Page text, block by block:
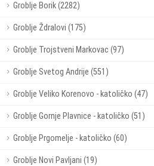
Groblje Borik (2282)
Groblje Ždralovi (175)
Groblje Trojstveni Markovac (97)
Groblje Svetog Andrije (551)
Groblje Veliko Korenovo - katoličko (47)
Groblje Gornje Plavnice - katoličko (51)
Groblje Prgomelje - katoličko (60)
Groblje Novi Pavljani (19)